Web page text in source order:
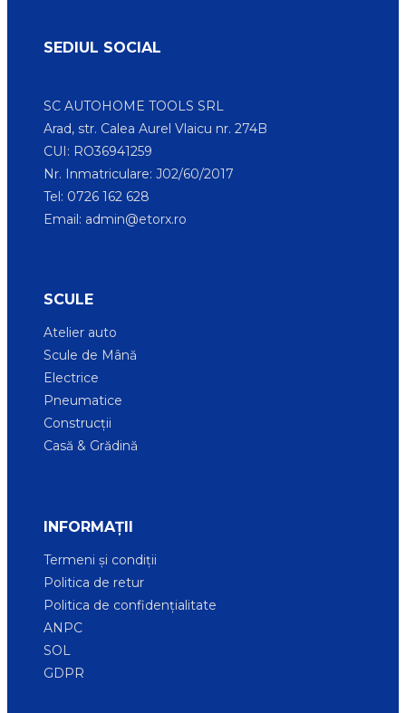
SEDIUL SOCIAL
SC AUTOHOME TOOLS SRL
Arad, str. Calea Aurel Vlaicu nr. 274B
CUI: RO36941259
Nr. Inmatriculare: J02/60/2017
Tel: 0726 162 628
Email: admin@etorx.ro
SCULE
Atelier auto
Scule de Mână
Electrice
Pneumatice
Construcții
Casă & Grădină
INFORMAȚII
Termeni și condiții
Politica de retur
Politica de confidențialitate
ANPC
SOL
GDPR